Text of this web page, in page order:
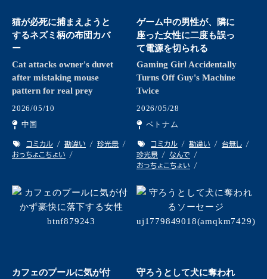
猫が必死に捕まえようと
するネズミ柄の布団カバ
ー
Cat attacks owner's duvet
after mistaking mouse
pattern for real prey
2026/05/10
中国
コミカル 勘違い
珍光景
おっちょこちょい
ゲーム中の男性が、隣に
座った女性に二度も誤っ
て電源を切られる
Gaming Girl Accidentally
Turns Off Guy's Machine
Twice
2026/05/28
ベトナム
コミカル 勘違い
台無し
珍光景
なんで
おっちょこちょい
カフェのプールに気が付
守ろうとして犬に奪われ